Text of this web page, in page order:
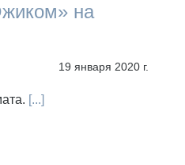
на
19 января 2020 г.
[...]